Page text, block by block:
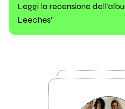
Leggi la recensione
Leeches"